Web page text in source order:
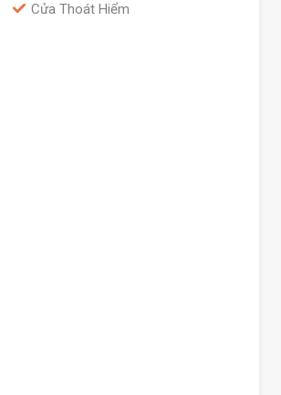
Cửa Thoát Hiểm